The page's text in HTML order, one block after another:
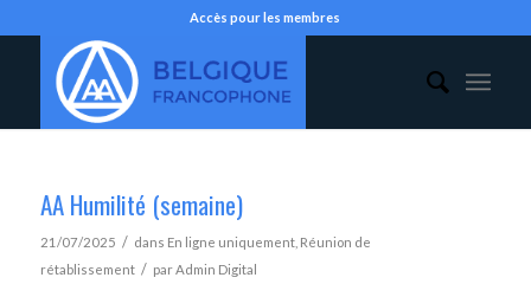
Accès pour les membres
AA Humilité (semaine)
21/07/2025 / dans En ligne uniquement, Réunion de
rétablissement / parAdmin Digital